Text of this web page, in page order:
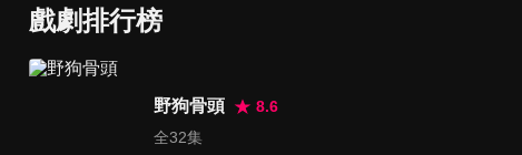
23
戲劇排行榜
野狗骨頭
8.6
全32集